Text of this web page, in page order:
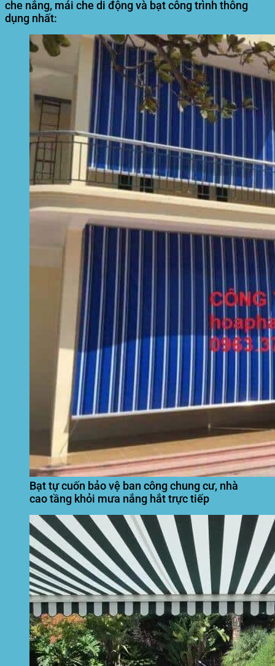
che nắng, mái che di động và bạt công trình thông
dụng nhất:
Bạt tự cuốn bảo vệ ban công chung cư, nhà
cao tầng khỏi mưa nắng hắt trực tiếp